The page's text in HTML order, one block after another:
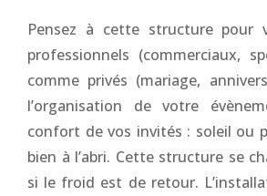
Pensez à cette structure pour
professionnels (commerciaux,
comme privés (mariage,
l’organisation de votre
confort de vos invités : soleil ou
bien à l’abri. Cette structure se
si le froid est de retour.